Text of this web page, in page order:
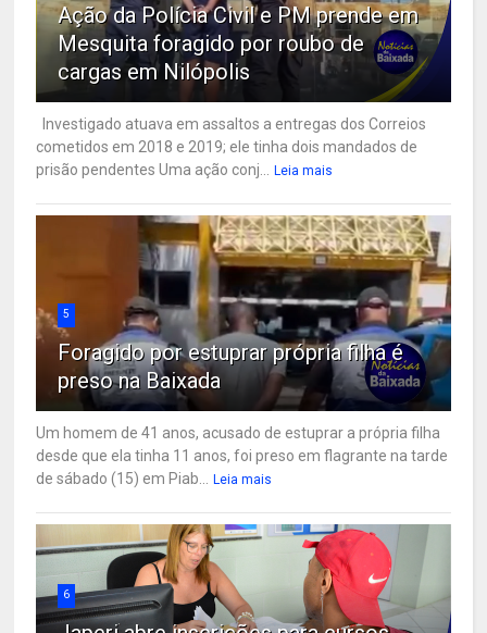
Ação da Polícia Civil e PM prende em
Mesquita foragido por roubo de
cargas em Nilópolis
Investigado atuava em assaltos a entregas dos Correios
cometidos em 2018 e 2019; ele tinha dois mandados de
prisão pendentes Uma ação conj...
Leia mais
5
Foragido por estuprar própria filha é
preso na Baixada
Um homem de 41 anos, acusado de estuprar a própria filha
desde que ela tinha 11 anos, foi preso em flagrante na tarde
de sábado (15) em Piab...
Leia mais
6